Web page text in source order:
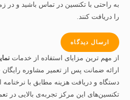
به راحتی با تکنسین در تماس باشید و در
را دریافت کنند.
ارسال دیدگاه
از مهم‌ ترین مزایای استفاده از خدمات
ارائه ضمانت پس از تعمیر مشاوره رایگان
دستگاه و دریافت هزینه مطابق با نرخنامه
تکنسین‌های این مرکز تجربه‌ی بالایی در